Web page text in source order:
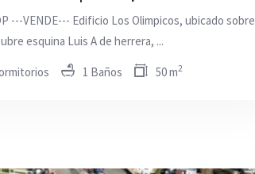
---VENDE--- Edificio Los Olimpicos, ubicado sobre
esquina Luis A de herrera, ...
1 Baños 50 m2